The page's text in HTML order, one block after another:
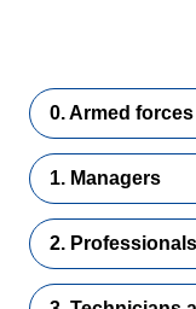
0. Armed
1. Managers
2. Professionals